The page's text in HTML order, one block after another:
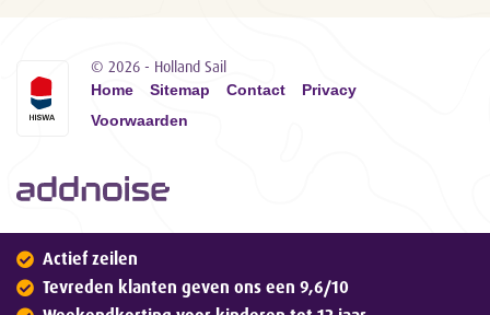
© 2026 - Holland Sail
Home Sitemap Contact
Privacy
Voorwaarden
Actief zeilen
Tevreden klanten geven ons een 9,6/10